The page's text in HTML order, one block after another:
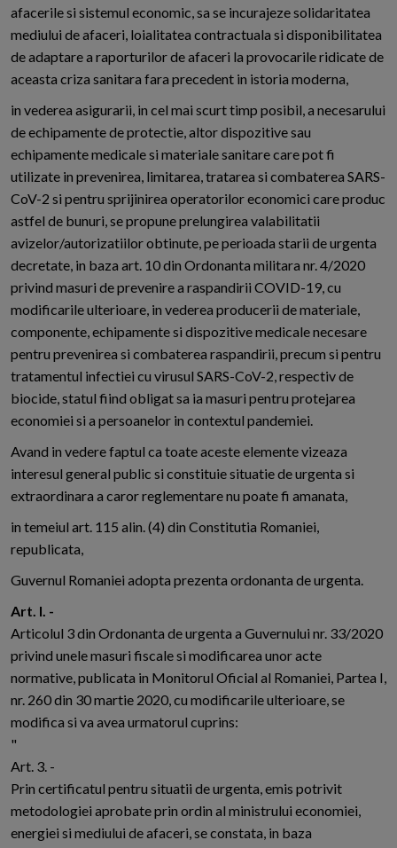
afacerile si sistemul economic, sa se incurajeze solidaritatea
mediului de afaceri, loialitatea contractuala si disponibilitatea
de adaptare a raporturilor de afaceri la provocarile ridicate de
aceasta criza sanitara fara precedent in istoria moderna,
in vederea asigurarii, in cel mai scurt timp posibil, a necesarului
de echipamente de protectie, altor dispozitive sau
echipamente medicale si materiale sanitare care pot fi
utilizate in prevenirea, limitarea, tratarea si combaterea SARS-
CoV-2 si pentru sprijinirea operatorilor economici care produc
astfel de bunuri, se propune prelungirea valabilitatii
avizelor/autorizatiilor obtinute, pe perioada starii de urgenta
decretate, in baza art. 10 din Ordonanta militara nr. 4/2020
privind masuri de prevenire a raspandirii COVID-19, cu
modificarile ulterioare, in vederea producerii de materiale,
componente, echipamente si dispozitive medicale necesare
pentru prevenirea si combaterea raspandirii, precum si pentru
tratamentul infectiei cu virusul SARS-CoV-2, respectiv de
biocide, statul fiind obligat sa ia masuri pentru protejarea
economiei si a persoanelor in contextul pandemiei.
Avand in vedere faptul ca toate aceste elemente vizeaza
interesul general public si constituie situatie de urgenta si
extraordinara a caror reglementare nu poate fi amanata,
in temeiul art. 115 alin. (4) din Constitutia Romaniei,
republicata,
Guvernul Romaniei adopta prezenta ordonanta de urgenta.
Art. I. -
Articolul 3 din Ordonanta de urgenta a Guvernului nr. 33/2020
privind unele masuri fiscale si modificarea unor acte
normative, publicata in Monitorul Oficial al Romaniei, Partea I,
nr. 260 din 30 martie 2020, cu modificarile ulterioare, se
modifica si va avea urmatorul cuprins:
"
Art. 3. -
Prin certificatul pentru situatii de urgenta, emis potrivit
metodologiei aprobate prin ordin al ministrului economiei,
energiei si mediului de afaceri, se constata, in baza